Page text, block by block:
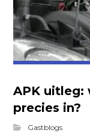
APK uitleg:
precies in?
Gastblogs